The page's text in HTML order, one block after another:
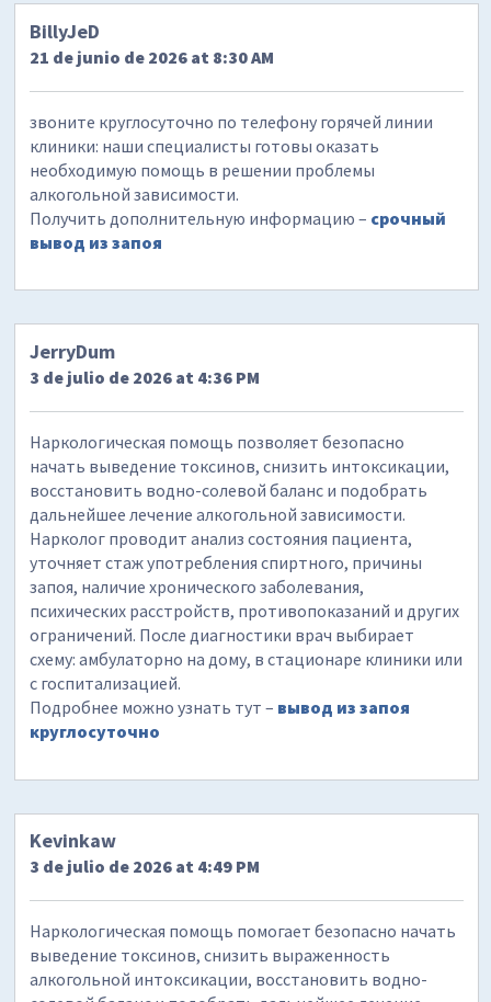
BillyJeD
21 de junio de 2026 at 8:30 AM
звоните круглосуточно по телефону горячей линии
клиники: наши специалисты готовы оказать
необходимую помощь в решении проблемы
алкогольной зависимости.
Получить дополнительную информацию – срочный
вывод из запоя
JerryDum
3 de julio de 2026 at 4:36 PM
Наркологическая помощь позволяет безопасно
начать выведение токсинов, снизить интоксикации,
восстановить водно-солевой баланс и подобрать
дальнейшее лечение алкогольной зависимости.
Нарколог проводит анализ состояния пациента,
уточняет стаж употребления спиртного, причины
запоя, наличие хронического заболевания,
психических расстройств, противопоказаний и других
ограничений. После диагностики врач выбирает
схему: амбулаторно на дому, в стационаре клиники или
с госпитализацией.
Подробнее можно узнать тут – вывод из запоя
круглосуточно
Kevinkaw
3 de julio de 2026 at 4:49 PM
Наркологическая помощь помогает безопасно начать
выведение токсинов, снизить выраженность
алкогольной интоксикации, восстановить водно-